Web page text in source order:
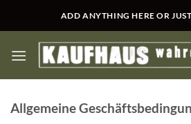
springen
ADD ANYTHING HERE OR
Allgemeine